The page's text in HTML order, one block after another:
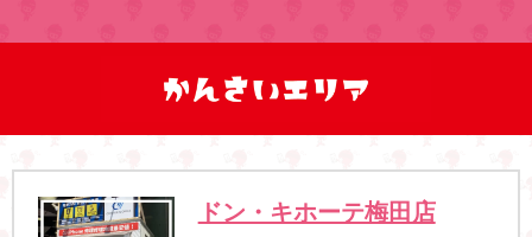
ドン・キホーテ梅田店